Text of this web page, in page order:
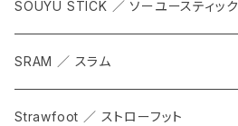
SOUYU STICK ／ ソーユースティック
SRAM ／ スラム
Strawfoot ／ ストローフット